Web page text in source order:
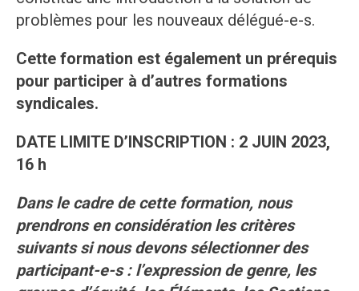
problèmes pour les nouveaux délégué-e-s.
Cette formation est également un prérequis
pour participer à d’autres formations
syndicales.
DATE LIMITE D’INSCRIPTION : 2 JUIN 2023,
16 h
Dans le cadre de cette formation, nous
prendrons en considération les critères
suivants si nous devons sélectionner des
participant-e-s : l’expression de genre, les